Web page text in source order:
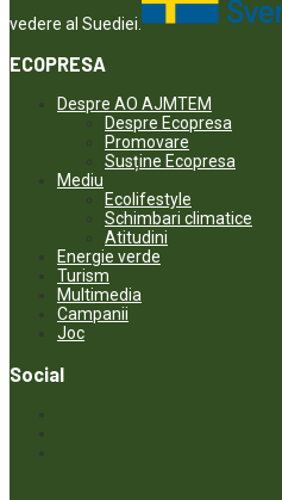
vedere al Suediei.
ECOPRESA
Despre AO AJMTEM
Despre Ecopresa
Promovare
Susține Ecopresa
Mediu
Ecolifestyle
Schimbari climatice
Atitudini
Energie verde
Turism
Multimedia
Campanii
Joc
Social